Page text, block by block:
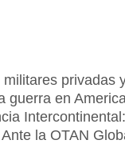
privadas
guerra en
la OTAN